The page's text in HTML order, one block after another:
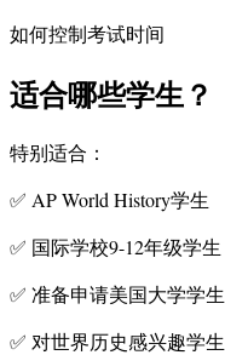
如何控制考试时间
适合哪些学生？
特别适合：
✅ AP World History学生
✅ 国际学校9-12年级学生
✅ 准备申请美国大学学生
✅ 对世界历史感兴趣学生